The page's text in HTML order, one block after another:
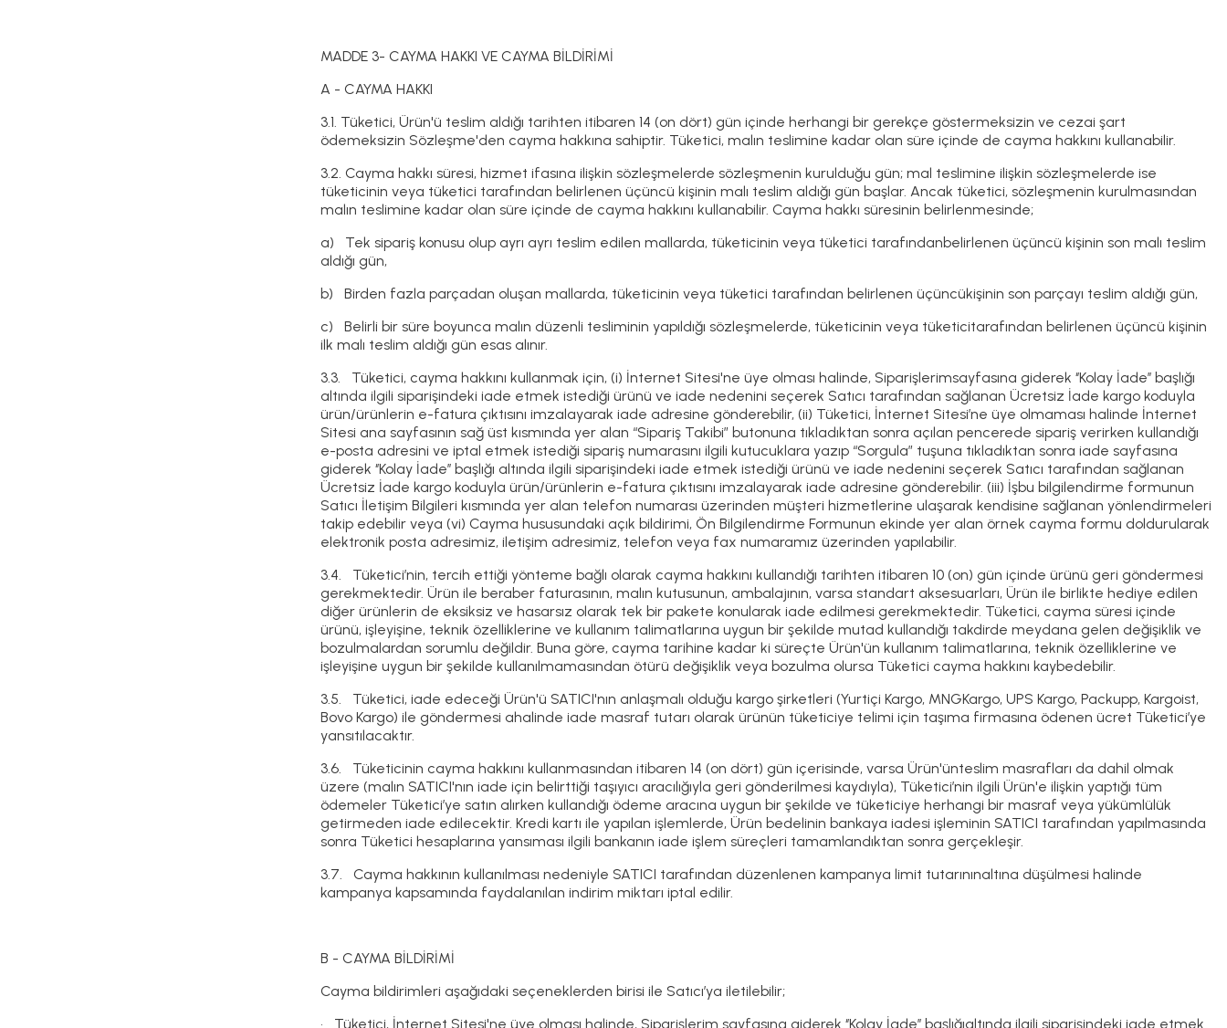
MADDE 3- CAYMA HAKKI VE CAYMA BİLDİRİMİ
A - CAYMA HAKKI
3.1. Tüketici, Ürün'ü teslim aldığı tarihten itibaren 14 (on dört) gün içinde herhangi bir gerekçe göstermeksizin ve cezai şart
ödemeksizin Sözleşme'den cayma hakkına sahiptir. Tüketici, malın teslimine kadar olan süre içinde de cayma hakkını kullanabilir.
3.2. Cayma hakkı süresi, hizmet ifasına ilişkin sözleşmelerde sözleşmenin kurulduğu gün; mal teslimine ilişkin sözleşmelerde ise
tüketicinin veya tüketici tarafından belirlenen üçüncü kişinin malı teslim aldığı gün başlar. Ancak tüketici, sözleşmenin kurulmasından
malın teslimine kadar olan süre içinde de cayma hakkını kullanabilir. Cayma hakkı süresinin belirlenmesinde;
a) Tek sipariş konusu olup ayrı ayrı teslim edilen mallarda, tüketicinin veya tüketici tarafındanbelirlenen üçüncü kişinin son malı teslim
aldığı gün,
b) Birden fazla parçadan oluşan mallarda, tüketicinin veya tüketici tarafından belirlenen üçüncükişinin son parçayı teslim aldığı gün,
c) Belirli bir süre boyunca malın düzenli tesliminin yapıldığı sözleşmelerde, tüketicinin veya tüketicitarafından belirlenen üçüncü kişinin
ilk malı teslim aldığı gün esas alınır.
3.3. Tüketici, cayma hakkını kullanmak için, (i) İnternet Sitesi'ne üye olması halinde, Siparişlerimsayfasına giderek ‘’Kolay İade’’ başlığı
altında ilgili siparişindeki iade etmek istediği ürünü ve iade nedenini seçerek Satıcı tarafından sağlanan Ücretsiz İade kargo koduyla
ürün/ürünlerin e-fatura çıktısını imzalayarak iade adresine gönderebilir, (ii) Tüketici, İnternet Sitesi’ne üye olmaması halinde İnternet
Sitesi ana sayfasının sağ üst kısmında yer alan “Sipariş Takibi” butonuna tıkladıktan sonra açılan pencerede sipariş verirken kullandığı
e-posta adresini ve iptal etmek istediği sipariş numarasını ilgili kutucuklara yazıp “Sorgula” tuşuna tıkladıktan sonra iade sayfasına
giderek ‘’Kolay İade’’ başlığı altında ilgili siparişindeki iade etmek istediği ürünü ve iade nedenini seçerek Satıcı tarafından sağlanan
Ücretsiz İade kargo koduyla ürün/ürünlerin e-fatura çıktısını imzalayarak iade adresine gönderebilir. (iii) İşbu bilgilendirme formunun
Satıcı İletişim Bilgileri kısmında yer alan telefon numarası üzerinden müşteri hizmetlerine ulaşarak kendisine sağlanan yönlendirmeleri
takip edebilir veya (vi) Cayma hususundaki açık bildirimi, Ön Bilgilendirme Formunun ekinde yer alan örnek cayma formu doldurularak
elektronik posta adresimiz, iletişim adresimiz, telefon veya fax numaramız üzerinden yapılabilir.
3.4. Tüketici’nin, tercih ettiği yönteme bağlı olarak cayma hakkını kullandığı tarihten itibaren 10 (on) gün içinde ürünü geri göndermesi
gerekmektedir. Ürün ile beraber faturasının, malın kutusunun, ambalajının, varsa standart aksesuarları, Ürün ile birlikte hediye edilen
diğer ürünlerin de eksiksiz ve hasarsız olarak tek bir pakete konularak iade edilmesi gerekmektedir. Tüketici, cayma süresi içinde
ürünü, işleyişine, teknik özelliklerine ve kullanım talimatlarına uygun bir şekilde mutad kullandığı takdirde meydana gelen değişiklik ve
bozulmalardan sorumlu değildir. Buna göre, cayma tarihine kadar ki süreçte Ürün'ün kullanım talimatlarına, teknik özelliklerine ve
işleyişine uygun bir şekilde kullanılmamasından ötürü değişiklik veya bozulma olursa Tüketici cayma hakkını kaybedebilir.
3.5. Tüketici, iade edeceği Ürün'ü SATICI'nın anlaşmalı olduğu kargo şirketleri (Yurtiçi Kargo, MNGKargo, UPS Kargo, Packupp, Kargoist,
Bovo Kargo) ile göndermesi ahalinde iade masraf tutarı olarak ürünün tüketiciye telimi için taşıma firmasına ödenen ücret Tüketici’ye
yansıtılacaktır.
3.6. Tüketicinin cayma hakkını kullanmasından itibaren 14 (on dört) gün içerisinde, varsa Ürün'ünteslim masrafları da dahil olmak
üzere (malın SATICI'nın iade için belirttiği taşıyıcı aracılığıyla geri gönderilmesi kaydıyla), Tüketici’nin ilgili Ürün'e ilişkin yaptığı tüm
ödemeler Tüketici’ye satın alırken kullandığı ödeme aracına uygun bir şekilde ve tüketiciye herhangi bir masraf veya yükümlülük
getirmeden iade edilecektir. Kredi kartı ile yapılan işlemlerde, Ürün bedelinin bankaya iadesi işleminin SATICI tarafından yapılmasında
sonra Tüketici hesaplarına yansıması ilgili bankanın iade işlem süreçleri tamamlandıktan sonra gerçekleşir.
3.7. Cayma hakkının kullanılması nedeniyle SATICI tarafından düzenlenen kampanya limit tutarınınaltına düşülmesi halinde
kampanya kapsamında faydalanılan indirim miktarı iptal edilir.
B - CAYMA BİLDİRİMİ
Cayma bildirimleri aşağıdaki seçeneklerden birisi ile Satıcı’ya iletilebilir;
• Tüketici, İnternet Sitesi'ne üye olması halinde, Siparişlerim sayfasına giderek ‘’Kolay İade’’ başlığıaltında ilgili siparişindeki iade etmek